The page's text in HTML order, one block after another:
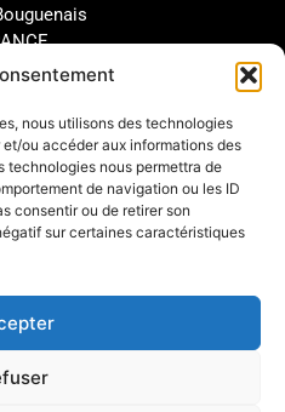
nous utilisons des technologies
ou accéder aux informations des
technologies nous permettra de
de navigation ou les ID
consentir ou de retirer son
sur certaines caractéristiques
66 64
SUPPORT
SAV
Étude et configuration